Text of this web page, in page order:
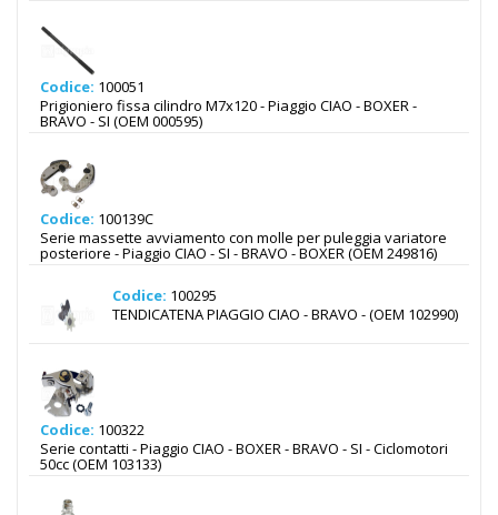
Codice: 100051
Prigioniero fissa cilindro M7x120 - Piaggio CIAO - BOXER -
BRAVO - SI (OEM 000595)
Codice: 100139C
Serie massette avviamento con molle per puleggia variatore
posteriore - Piaggio CIAO - SI - BRAVO - BOXER (OEM 249816)
Codice: 100295
TENDICATENA PIAGGIO CIAO - BRAVO - (OEM 102990)
Codice: 100322
Serie contatti - Piaggio CIAO - BOXER - BRAVO - SI - Ciclomotori
50cc (OEM 103133)